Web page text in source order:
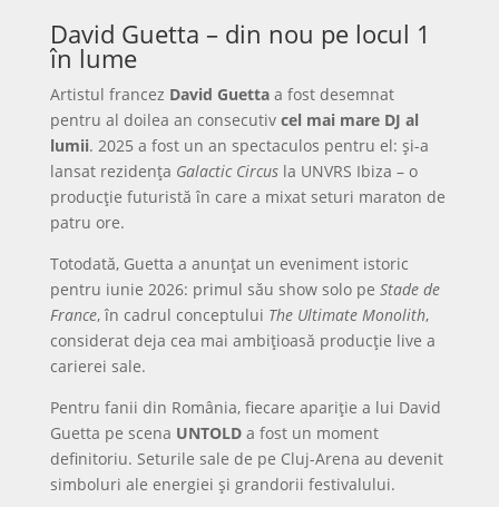
David Guetta – din nou pe locul 1
în lume
Artistul francez David Guettaa fost desemnat
pentru al doilea an consecutiv cel mai mare DJ al
lumii. 2025 a fost un an spectaculos pentru el: și-a
lansat rezidența Galactic Circusla UNVRS Ibiza – o
producție futuristă în care a mixat seturi maraton de
patru ore.
Totodată, Guetta a anunțat un eveniment istoric
pentru iunie 2026: primul său show solo pe Stade de
France, în cadrul conceptului The Ultimate Monolith,
considerat deja cea mai ambițioasă producție live a
carierei sale.
Pentru fanii din România, fiecare apariție a lui David
Guetta pe scena UNTOLDa fost un moment
definitoriu. Seturile sale de pe Cluj-Arena au devenit
simboluri ale energiei și grandorii festivalului.